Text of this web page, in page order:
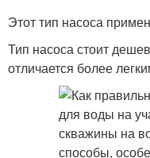
Этот тип насоса
Тип насоса стоит
отличается более